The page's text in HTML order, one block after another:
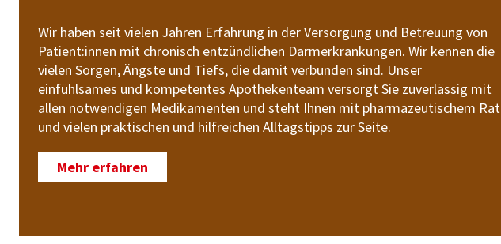
Wir haben seit vielen Jahren Erfahrung in der Versorgung und Betreuung von
Patient:innen mit chronisch entzündlichen Darmerkrankungen. Wir kennen die
vielen Sorgen, Ängste und Tiefs, die damit verbunden sind. Unser
einfühlsames und kompetentes Apothekenteam versorgt Sie zuverlässig mit
allen notwendigen Medikamenten und steht Ihnen mit pharmazeutischem Rat
und vielen praktischen und hilfreichen Alltagstipps zur Seite.
Mehr erfahren